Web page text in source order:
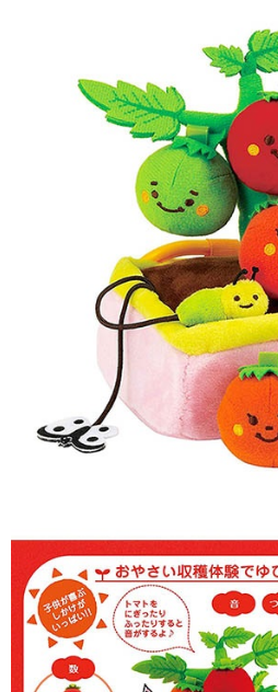
每筆NT$85，滿NT$999(含以上)免運
每筆NT$85，滿NT$999(含以上)免運費